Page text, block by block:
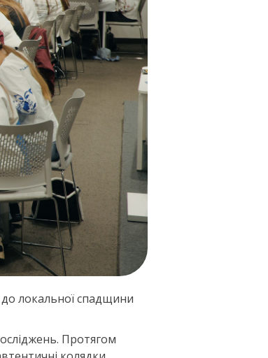
локальної спадщини
Протягом